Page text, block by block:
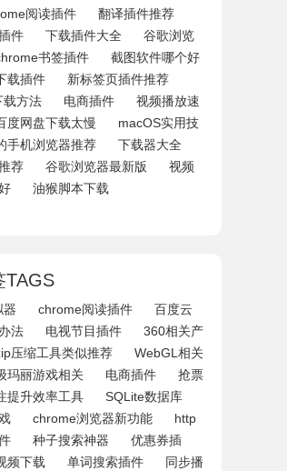
阅读插件
翻译插件推荐
件
下载插件大全
谷歌浏览
书签插件
截图软件哪个好
载插件
新标签页插件推荐
载方法
电商插件
视频播放速
度网盘下载太慢
macOS实用技
手机浏览器推荐
下载器大全
荐
谷歌浏览器最新版
视频
油猴脚本下载
TAGS
器 chrome阅读插件
百度云
法
电视节目插件
360相关产
压缩工具类似推荐
WebGL相关
玛丽游戏相关 电商插件
抢票
提升效率工具
SQLite数据库
chrome浏览器新功能
http
种子搜索神器
优惠券插
频下载 单词搜索插件
同步播